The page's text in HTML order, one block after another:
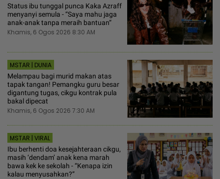
Status ibu tunggal punca Kaka Azraff
menyanyi semula - “Saya mahu jaga
anak-anak tanpa meraih bantuan“
Khamis, 6 Ogos 2026 8:30 AM
MSTAR | DUNIA
Melampau bagi murid makan atas
tapak tangan! Pemangku guru besar
digantung tugas, cikgu kontrak pula
bakal dipecat
Khamis, 6 Ogos 2026 7:30 AM
MSTAR | VIRAL
Ibu berhenti doa kesejahteraan cikgu,
masih ‘dendam’ anak kena marah
bawa kek ke sekolah - “Kenapa izin
kalau menyusahkan?”